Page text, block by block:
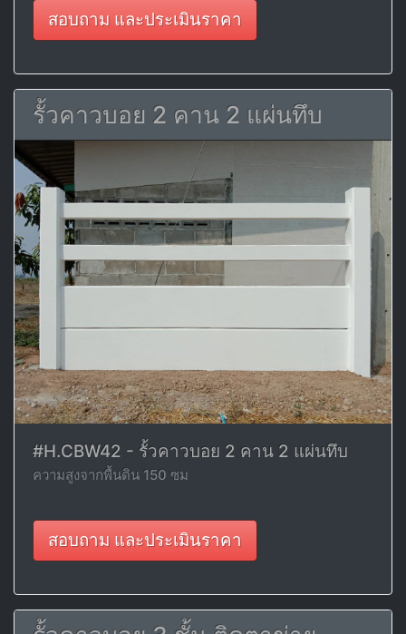
สอบถาม และประเมินราคา
รั้วคาวบอย 2 คาน 2 แผ่นทึบ
#H.CBW42 - รั้วคาวบอย 2 คาน 2 แผ่นทึบ
ความสูงจากพื้นดิน 150 ซม
สอบถาม และประเมินราคา